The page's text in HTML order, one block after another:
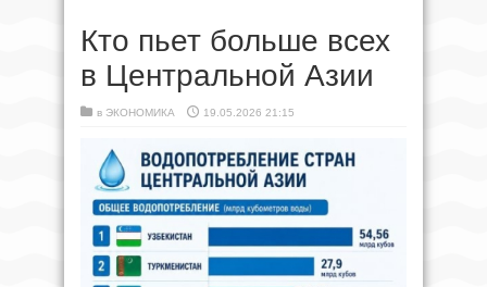
Кто пьет больше всех
в Центральной Азии
в ЭКОНОМИКА 19.05.2026 21:15